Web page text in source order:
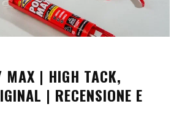
MAX | HIGH TACK,
| RECENSIONE E